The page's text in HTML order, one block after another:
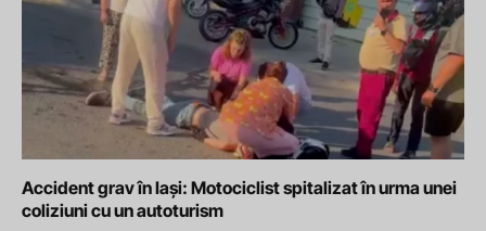
Accident grav în Iași: Motociclist spitalizat în urma unei
coliziuni cu un autoturism